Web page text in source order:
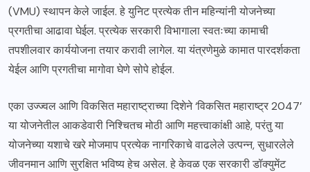
(VMU) स्थापन केले जाईल. हे युनिट प्रत्येक तीन महिन्यांनी योजनेच्या
प्रगतीचा आढावा घेईल. प्रत्येक सरकारी विभागाला स्वतःच्या कामाची
तपशीलवार कार्ययोजना तयार करावी लागेल. या यंत्रणेमुळे कामात पारदर्शकता
येईल आणि प्रगतीचा मागोवा घेणे सोपे होईल.
एका उज्ज्वल आणि विकसित महाराष्ट्राच्या दिशेने ‘विकसित महाराष्ट्र 2047’
या योजनेतील आकडेवारी निश्चितच मोठी आणि महत्त्वाकांक्षी आहे, परंतु या
योजनेच्या यशाचे खरे मोजमाप प्रत्येक नागरिकाचे वाढलेले उत्पन्न, सुधारलेले
जीवनमान आणि सुरक्षित भविष्य हेच असेल. हे केवळ एक सरकारी डॉक्युमेंट